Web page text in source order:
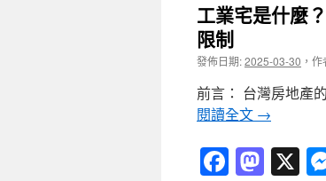
工業宅是什麼
限制
發佈日期:2025-03-30 ， 作
前言： 台灣房地產
閱讀全文 →
X